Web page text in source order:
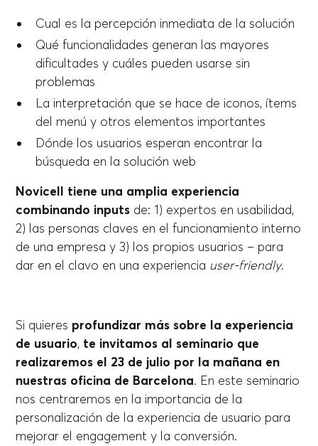
Cual es la percepción inmediata de la solución
Qué funcionalidades generan las mayores
dificultades y cuáles pueden usarse sin
problemas
La interpretación que se hace de iconos, ítems
del menú y otros elementos importantes
Dónde los usuarios esperan encontrar la
búsqueda en la solución web
Novicell tiene una amplia experiencia
combinando inputs de: 1) expertos en usabilidad,
2) las personas claves en el funcionamiento interno
de una empresa y 3) los propios usuarios – para
dar en el clavo en una experiencia user-friendly.
Si quieres profundizar más sobre la experiencia
de usuario, te invitamos al seminario que
realizaremos el 23 de julio por la mañana en
nuestras oficina de Barcelona. En este seminario
nos centraremos en la importancia de la
personalización de la experiencia de usuario para
mejorar el engagement y la conversión.